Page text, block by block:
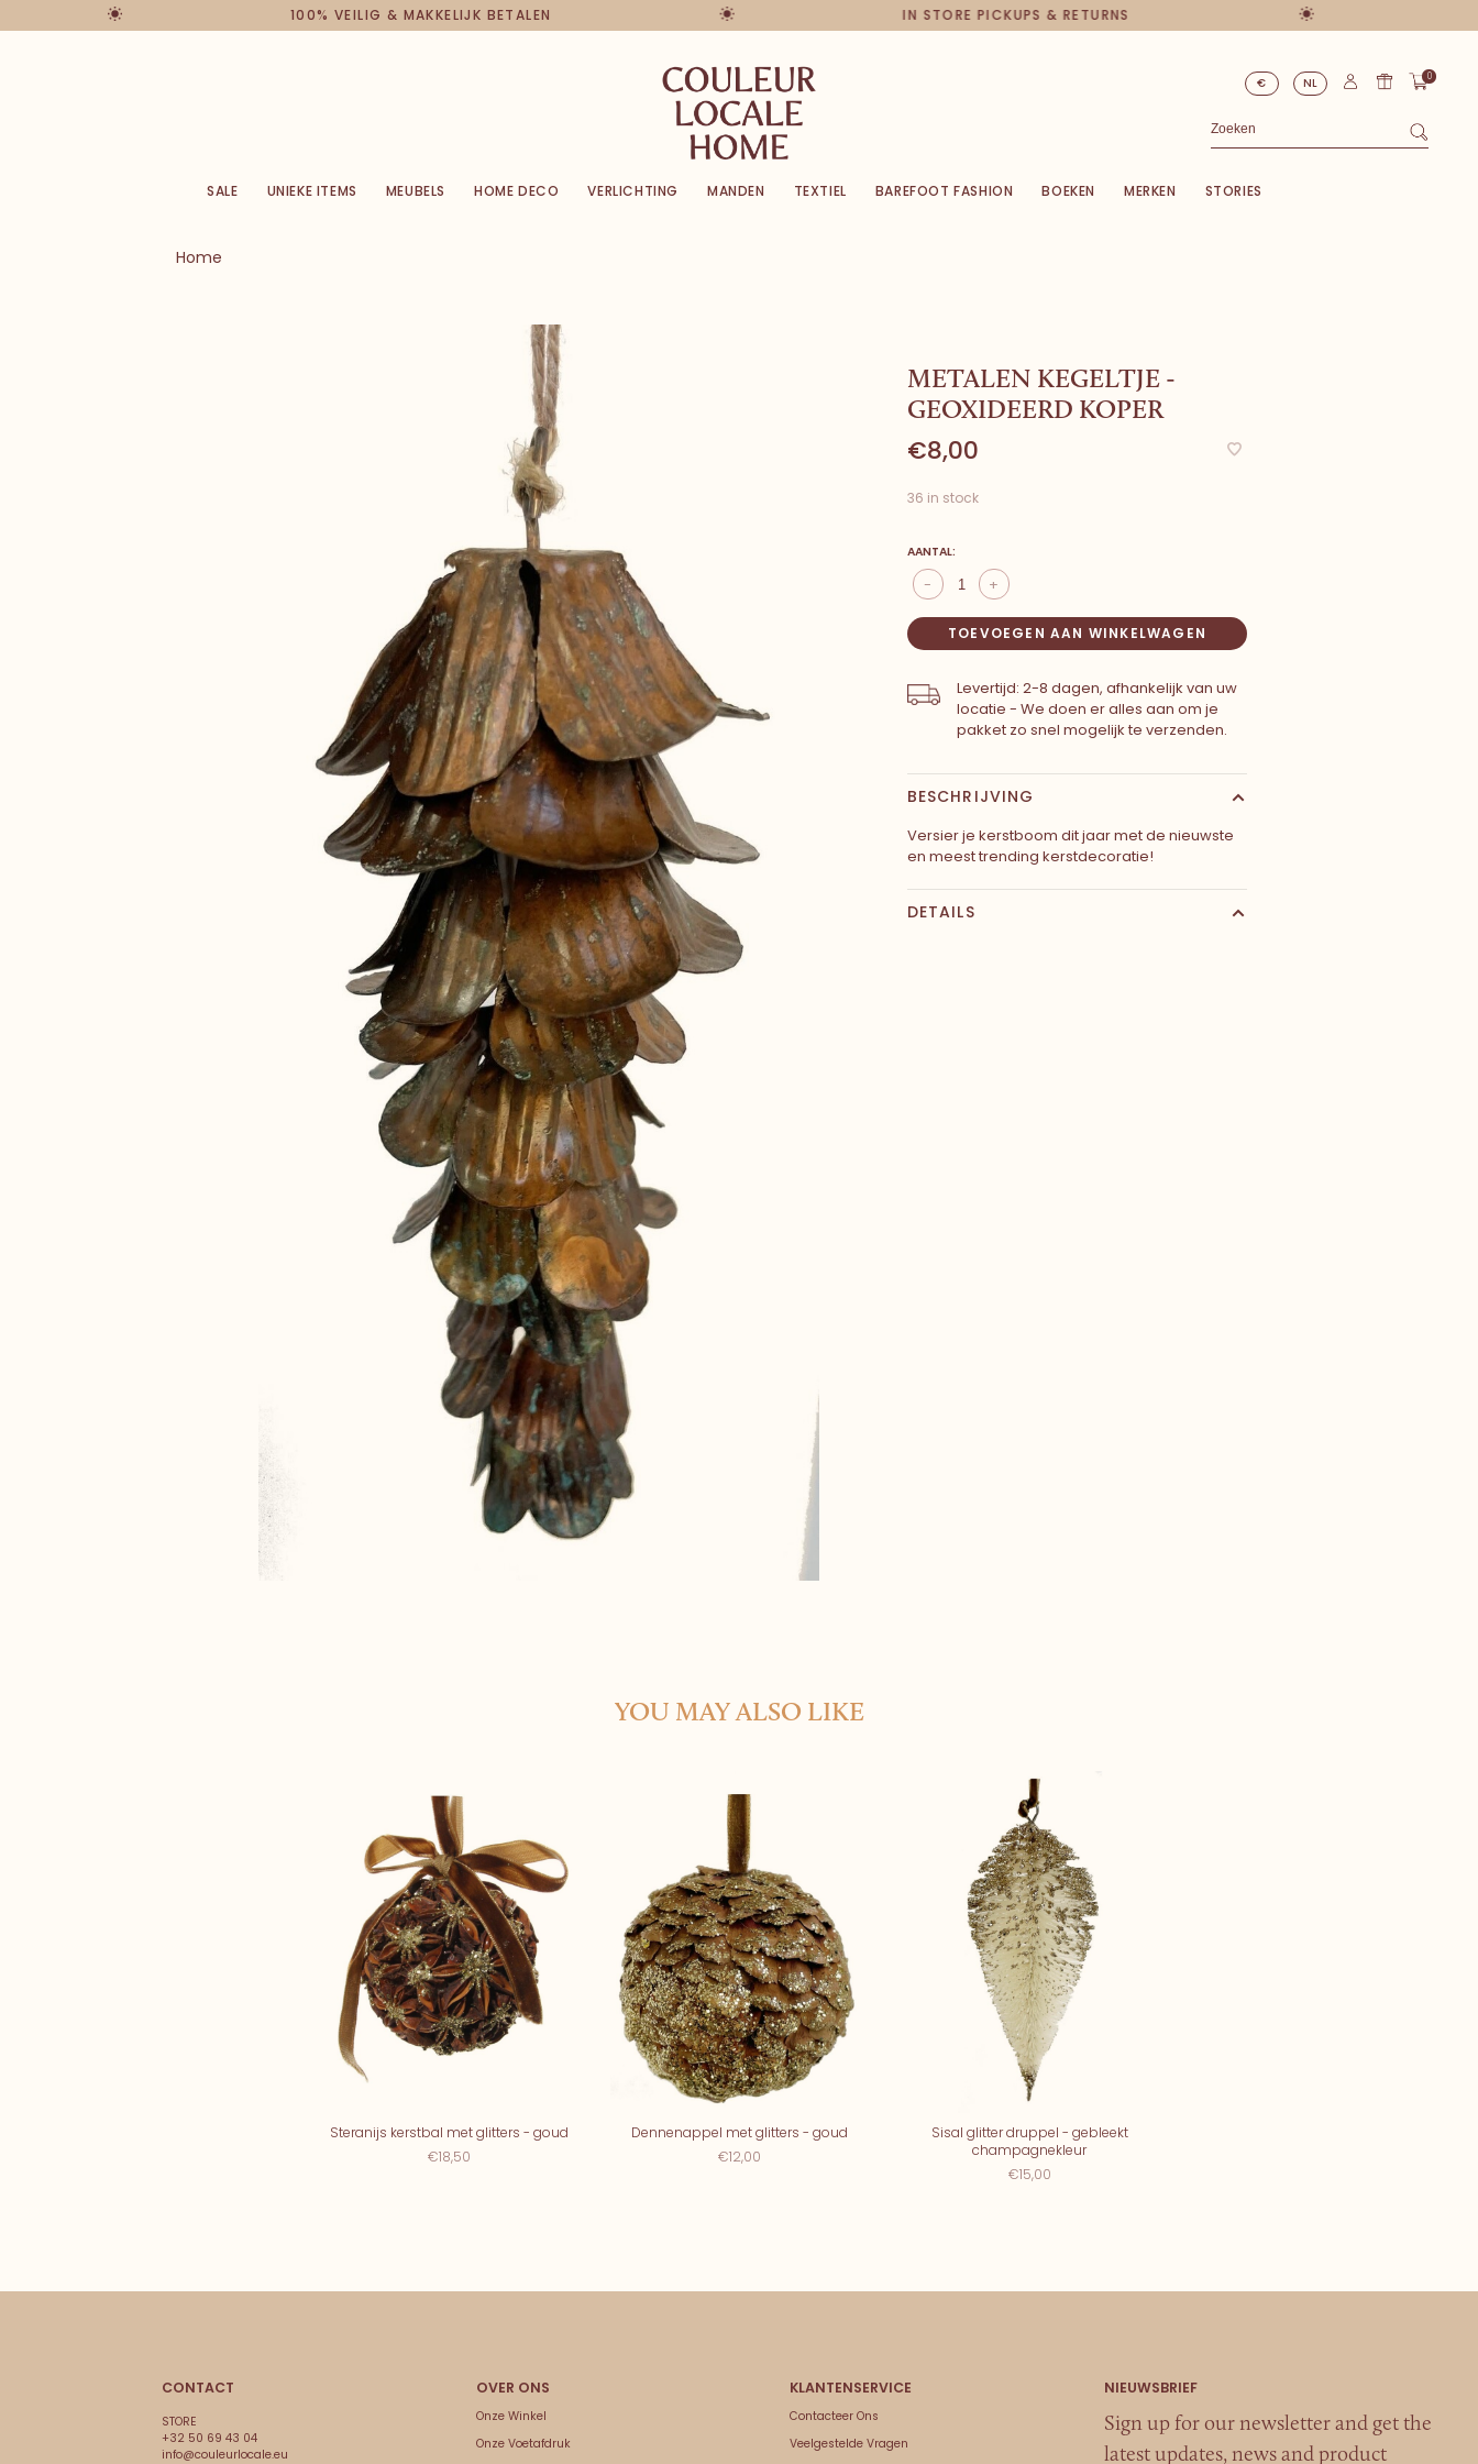
100% VEILIG & MAKKELIJK BETALEN IN STORE PICKUPS & RETURNS
€ NL 0
SALE UNIEKE ITEMS MEUBELS HOME DECO VERLICHTING MANDEN TEXTIEL BAREFOOT FASHION BOEKEN MERKEN STORIES
Home
METALEN KEGELTJE -
GEOXIDEERD KOPER
€8,00
36 in stock
AANTAL:
+
-
TOEVOEGEN AAN WINKELWAGEN
Levertijd: 2-8 dagen, afhankelijk van uw
locatie - We doen er alles aan om je
pakket zo snel mogelijk te verzenden.
BESCHRIJVING
Versier je kerstboom dit jaar met de nieuwste
en meest trending kerstdecoratie!
DETAILS
YOU MAY ALSO LIKE
Steranijs kerstbal met glitters - goud
€18,50
Dennenappel met glitters - goud
€12,00
Sisal glitter druppel - gebleekt
champagnekleur
€15,00
CONTACT
STORE
+32 50 69 43 04
info@couleurlocale.eu
Onze Winkel
Onze Voetafdruk
Contacteer Ons
Veelgestelde Vragen
Sign up for our newsletter and get the
latest updates, news and product